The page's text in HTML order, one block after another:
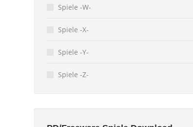
Spiele -W-
Spiele -X-
Spiele -Y-
Spiele -Z-